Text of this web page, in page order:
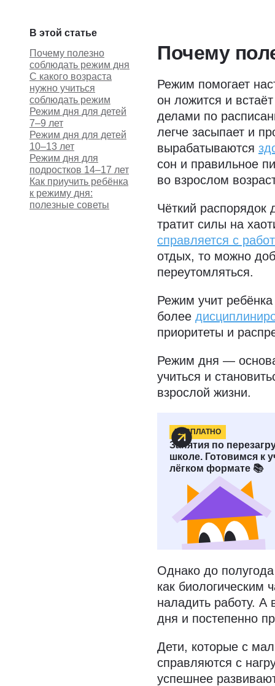
В этой статье
Почему полезно
соблюдать режим дня
С какого возраста
нужно учиться
соблюдать режим
Режим дня для детей
7–9 лет
Режим дня для детей
10–13 лет
Режим дня для
подростков 14–17 лет
Как приучить ребёнка
к режиму дня:
полезные советы
Почему
Режим помогает
он ложится и
делами по
легче засыпает и
вырабатываются
сон и правильное
во взрослом
Чёткий распорядок
тратит силы на
справляется с
отдых, то можно
переутомляться.
Режим учит
более
приоритеты и
Режим дня —
учиться и
взрослой жизни.
БЕСПЛАТНО
Занятия по
школе. Готовимся к
лёгком формате 📚
С какого
Педиатры и
ребёнка к режиму
пытаться
а подстраиваться
Однако до
как биологическим
наладить работу. А
дня и постепенно
Дети, которые с
справляются с
успешнее